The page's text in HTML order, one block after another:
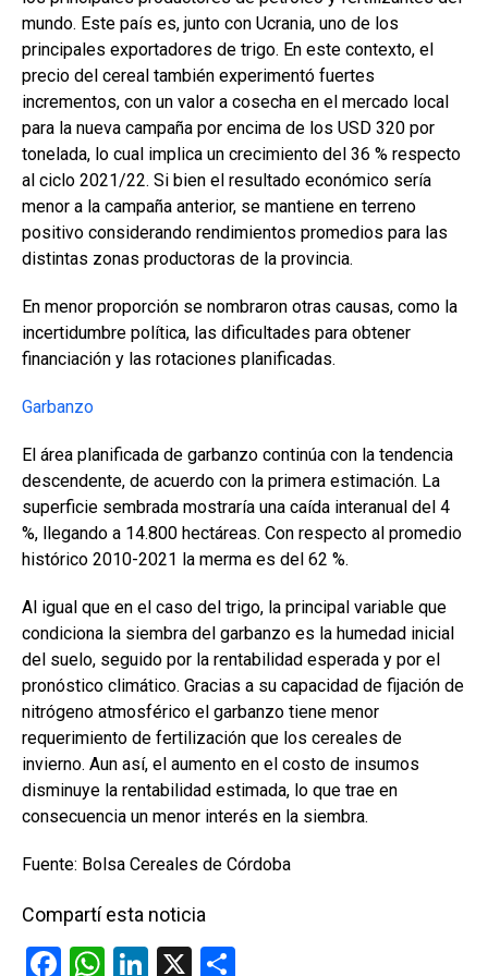
mundo. Este país es, junto con Ucrania, uno de los
principales exportadores de trigo. En este contexto, el
precio del cereal también experimentó fuertes
incrementos, con un valor a cosecha en el mercado local
para la nueva campaña por encima de los USD 320 por
tonelada, lo cual implica un crecimiento del 36 % respecto
al ciclo 2021/22. Si bien el resultado económico sería
menor a la campaña anterior, se mantiene en terreno
positivo considerando rendimientos promedios para las
distintas zonas productoras de la provincia.
En menor proporción se nombraron otras causas, como la
incertidumbre política, las dificultades para obtener
financiación y las rotaciones planificadas.
Garbanzo
El área planificada de garbanzo continúa con la tendencia
descendente, de acuerdo con la primera estimación. La
superficie sembrada mostraría una caída interanual del 4
%, llegando a 14.800 hectáreas. Con respecto al promedio
histórico 2010-2021 la merma es del 62 %.
Al igual que en el caso del trigo, la principal variable que
condiciona la siembra del garbanzo es la humedad inicial
del suelo, seguido por la rentabilidad esperada y por el
pronóstico climático. Gracias a su capacidad de fijación de
nitrógeno atmosférico el garbanzo tiene menor
requerimiento de fertilización que los cereales de
invierno. Aun así, el aumento en el costo de insumos
disminuye la rentabilidad estimada, lo que trae en
consecuencia un menor interés en la siembra.
Fuente: Bolsa Cereales de Córdoba
Compartí esta noticia
F
W Li
X